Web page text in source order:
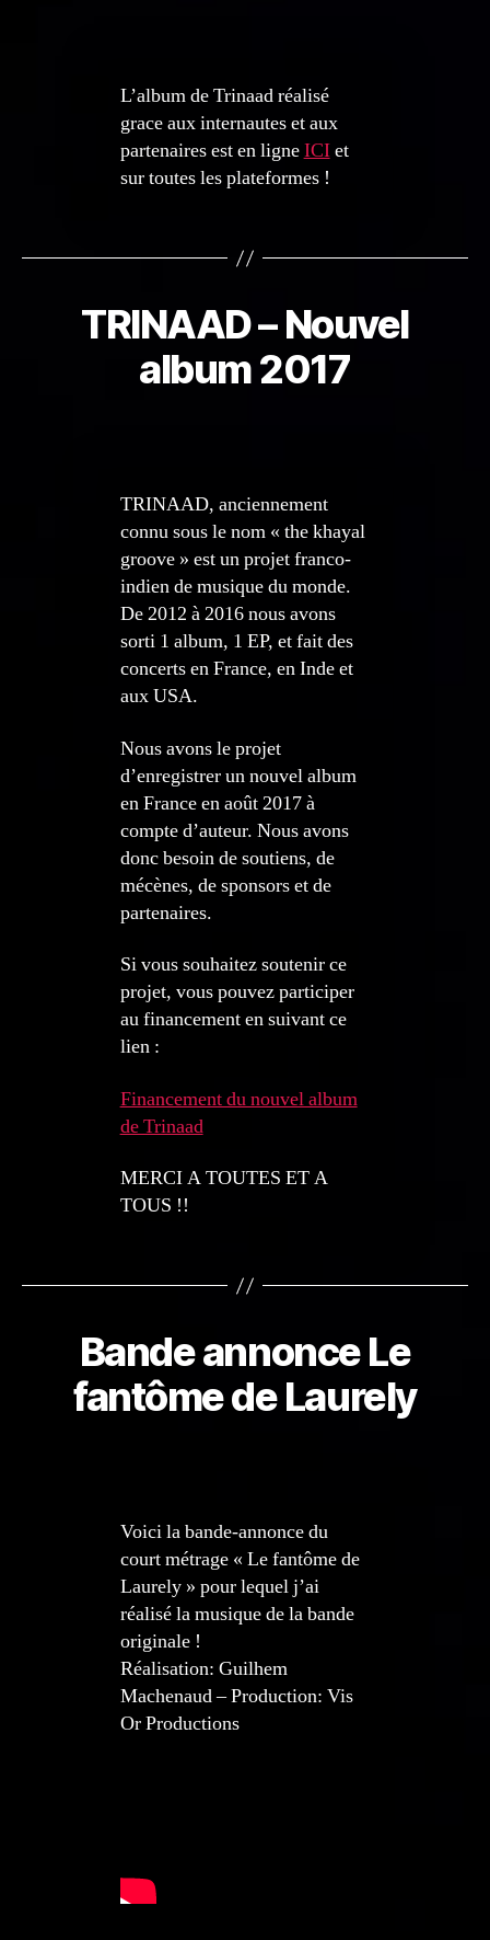
L’album de Trinaad réalisé
grace aux internautes et aux
partenaires est en ligneICIet
sur toutes les plateformes !
TRINAAD – Nouvel
album 2017
TRINAAD, anciennement
connu sous le nom « the khayal
groove » est un projet franco-
indien de musique du monde.
De 2012 à 2016 nous avons
sorti 1 album, 1 EP, et fait des
concerts en France, en Inde et
aux USA.
Nous avons le projet
d’enregistrer un nouvel album
en France en août 2017 à
compte d’auteur. Nous avons
donc besoin de soutiens, de
mécènes, de sponsors et de
partenaires.
Si vous souhaitez soutenir ce
projet, vous pouvez participer
au financement en suivant ce
lien :
Financement du nouvel album
de Trinaad
MERCI A TOUTES ET A
TOUS !!
Bande annonce Le
fantôme de Laurely
Voici la bande-annonce du
court métrage « Le fantôme de
Laurely » pour lequel j’ai
réalisé la musique de la bande
originale !
Réalisation: Guilhem
Machenaud – Production: Vis
Or Productions